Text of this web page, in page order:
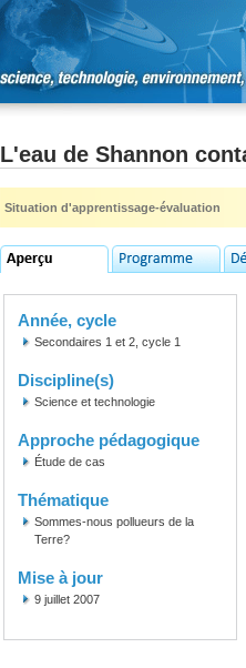
L'eau de Shannon
Situation d'apprentissage-évaluation
Année, cycle
Secondaires 1 et 2, cycle 1
Discipline(s)
Science et technologie
Approche pédagogique
Étude de cas
Thématique
Sommes-nous pollueurs de la
Terre?
Mise à jour
9 juillet 2007